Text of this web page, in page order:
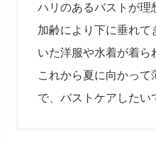
ハリのあるバストが理
加齢により下に垂れて
いた洋服や水着が着ら
これから夏に向かっ
で、バストケアしたい